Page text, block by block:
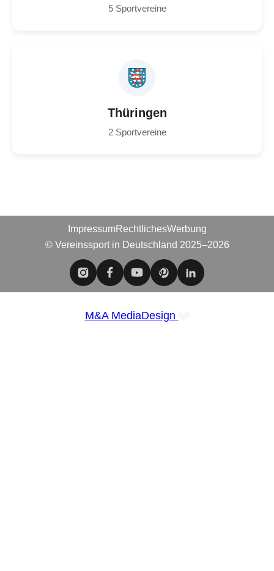
5 Sportvereine
Thüringen
2 Sportvereine
ImpressumRechtlichesWerbung
© Vereinssport in Deutschland 2025–2026
M&A MediaDesign